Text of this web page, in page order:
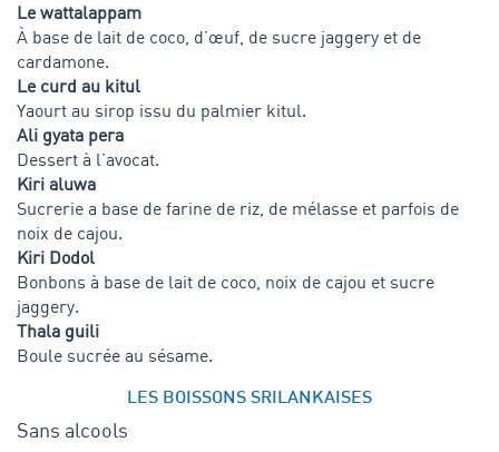
Le wattalappam
À base de lait de coco, d’œuf, de sucre jaggery et de
cardamone.
Le curd au kitul
Yaourt au sirop issu du palmier kitul.
Ali gyata pera
Dessert à l’avocat.
Kiri aluwa
Sucrerie a base de farine de riz, de mélasse et parfois de
noix de cajou.
Kiri Dodol
Bonbons à base de lait de coco, noix de cajou et sucre
jaggery.
Thala guili
Boule sucrée au sésame.
LES BOISSONS SRILANKAISES
Sans alcools